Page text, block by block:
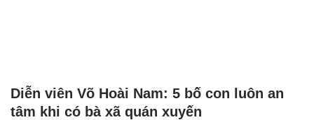
Diễn viên Võ Hoài Nam: 5 bố con luôn an
tâm khi có bà xã quán xuyến